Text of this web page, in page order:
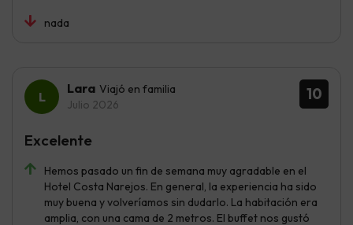
nada
10
Lara Viajó en familia
Julio 2026
Hemos pasado un fin de semana muy agradable en el
Hotel Costa Narejos. En general, la experiencia ha sido
muy buena y volveríamos sin dudarlo. La habitación era
amplia, con una cama de 2 metros. El buffet nos gustó
Excelente